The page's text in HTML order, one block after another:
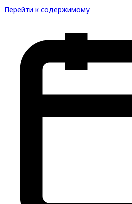
Перейти к содержимому